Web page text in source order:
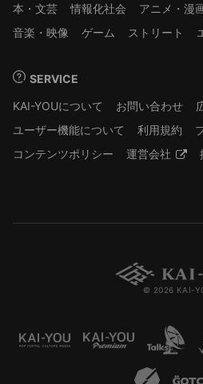
本・文芸
情報化社会 アニメ・漫
音楽・映像
ゲーム ストリート
SERVICE
KAI-YOUについて
お問い合わせ
ユーザー機能について
利用規約
コンテンツポリシー
運営会社
© 2026 KAI-